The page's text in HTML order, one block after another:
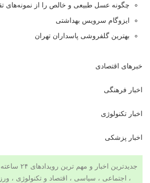
چگونه عسل طبیعی و خالص را از نمونه‌های
ایزوگام سرویس بهداشتی
بهترین گلفروشی پاسداران تهران
خبرهای اقتصادی
اخبار فرهنگی
اخبار تکنولوژی
اخبار پزشکی
جدیدترین
، اجتماعی ، سیاسی ، اقتصاد و تکنولوژی ،